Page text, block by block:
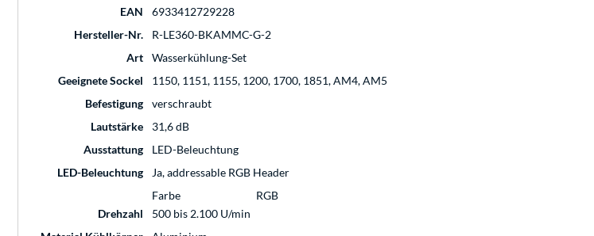
EAN
6933412729228
Hersteller-Nr.
R-LE360-BKAMMC-G-2
Art
Wasserkühlung-Set
Geeignete Sockel
1150, 1151, 1155, 1200, 1700, 1851, AM4, AM5
Befestigung
verschraubt
Lautstärke
31,6 dB
Ausstattung
LED-Beleuchtung
LED-Beleuchtung
Ja, addressable RGB Header
Farbe
RGB
Drehzahl
500 bis 2.100 U/min